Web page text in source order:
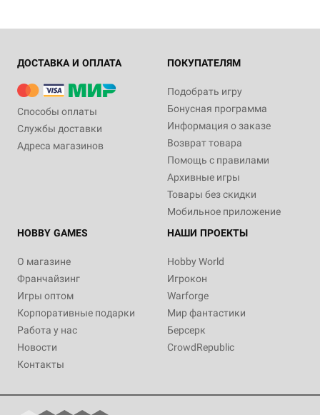
ДОСТАВКА И ОПЛАТА
Способы оплаты
Службы доставки
Адреса магазинов
ПОКУПАТЕЛЯМ
Подобрать игру
Бонусная программа
Информация о заказе
Возврат товара
Помощь с правилами
Архивные игры
Товары без скидки
Мобильное приложение
HOBBY GAMES
О магазине
Франчайзинг
Игры оптом
Корпоративные подарки
Работа у нас
Новости
Контакты
НАШИ ПРОЕКТЫ
Hobby World
Игрокон
Warforge
Мир фантастики
Берсерк
CrowdRepublic